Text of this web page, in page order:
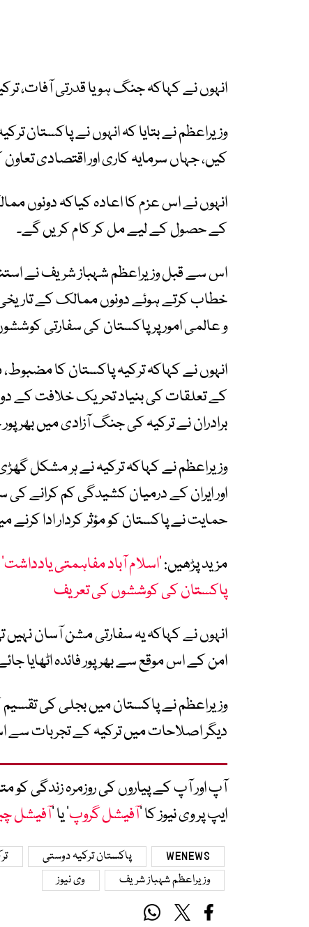
انہوں نے کہاکہ جنگ ہو یا قدرتی آفات،
وزیراعظم نے بتایا کہ انہوں نے پاکستان
کیں، جہاں سرمایہ کاری اور اقتصادی تعاون
کے حصول کے لیے مل کر کام کریں گے۔
اس سے قبل وزیراعظم شہباز شریف نے
خطاب کرتے ہوئے دونوں ممالک کے تاریخی
و عالمی امور پر پاکستان کی سفارتی
انہوں نے کہاکہ ترکیہ پاکستان کا
کے تعلقات کی بنیاد تحریک خلافت کے
برادران نے ترکیہ کی جنگ آزادی میں
وزیراعظم نے کہاکہ ترکیہ نے ہر مشکل
اور ایران کے درمیان کشیدگی کم کرانے
حمایت نے پاکستان کو مؤثر کردار ادا کرنے
مزید پڑھیں:’اسلام آباد مفاہمتی
پاکستان کی کوششوں کی تعریف
انہوں نے کہاکہ یہ سفارتی مشن آسان
امن کے اس موقع سے بھرپور فائدہ اٹھایا
وزیراعظم نے پاکستان میں بجلی کی تقسیم
دیگر اصلاحات میں ترکیہ کے تجربات سے
آپ اور آپ کے پیاروں کی روزمرہ زندگی
ایپ پر وی نیوز کا ’آفیشل گروپ‘ یا ’آفیشل
WENEWS پاکستان ترکیہ دوستی
وزیراعظم شہباز شریف
وی نیوز